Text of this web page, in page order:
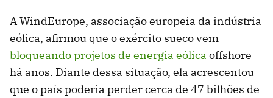
A WindEurope, associação europeia da indústria
eólica, afirmou que o exército sueco vem
bloqueando projetos de energia eólica offshore
há anos. Diante dessa situação, ela acrescentou
que o país poderia perder cerca de 47 bilhões de